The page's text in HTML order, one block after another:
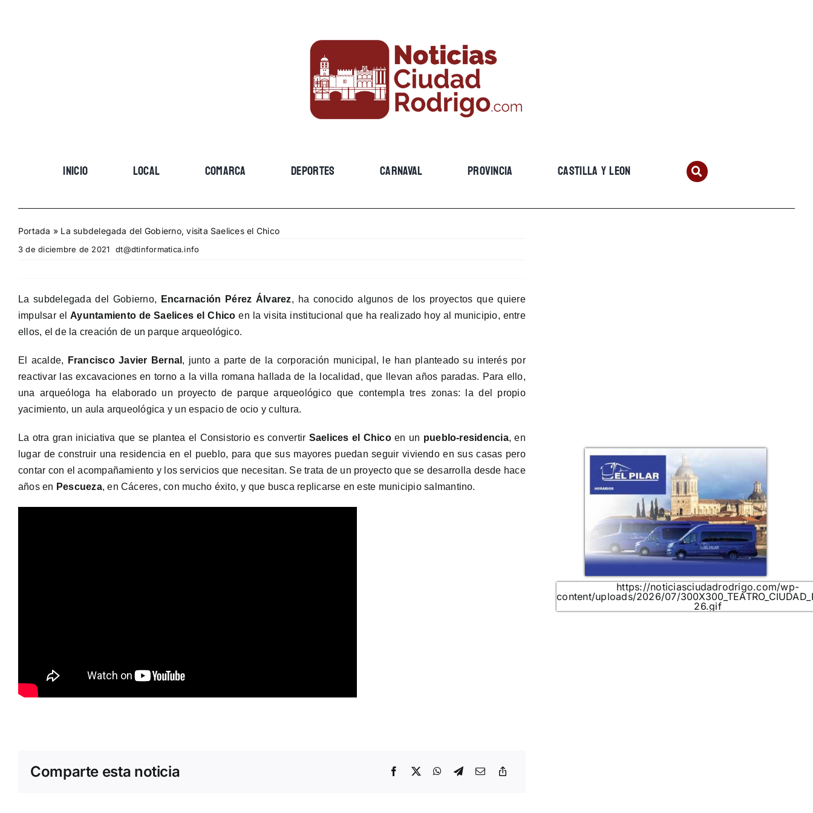
INICIO LOCAL COMARCA DEPORTES CARNAVAL PROVINCIA CASTILLA Y LEON
Portada » La subdelegada del Gobierno, visita Saelices el Chico
3 de diciembre de 2021 dt@dtinformatica.info
La subdelegada del Gobierno, Encarnación Pérez Álvarez, ha conocido algunos de los proyectos que quiere
impulsar el Ayuntamiento de Saelices el Chico en la visita institucional que ha realizado hoy al municipio, entre
ellos, el de la creación de un parque arqueológico.
El acalde, Francisco Javier Bernal , junto a parte de la corporación municipal, le han planteado su interés por
reactivar las excavaciones en torno a la villa romana hallada de la localidad, que llevan años paradas. Para ello,
una arqueóloga ha elaborado un proyecto de parque arqueológico que contempla tres zonas: la del propio
yacimiento, un aula arqueológica y un espacio de ocio y cultura.
La otra gran iniciativa que se plantea el Consistorio es convertir Saelices el Chicoen un pueblo-residencia, en
lugar de construir una residencia en el pueblo, para que sus mayores puedan seguir viviendo en sus casas pero
contar con el acompañamiento y los servicios que necesitan. Se trata de un proyecto que se desarrolla desde hace
años en Pescueza, en Cáceres, con mucho éxito, y que busca replicarse en este municipio salmantino.
Comparte esta noticia
https://noticiasciudadrodrigo.com/wp-
content/uploads/2026/07/
26.gif